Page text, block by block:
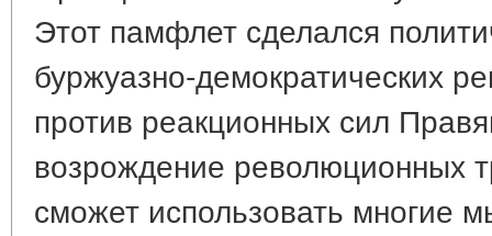
Этот памфлет сделался
буржуазно-демократических
против реакционных сил
возрождение революционных
сможет использовать многие